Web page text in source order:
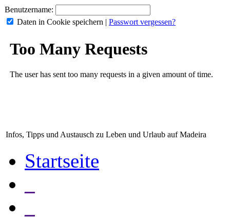
Benutzername:
Daten in Cookie speichern | Passwort vergessen?
Infos, Tipps und Austausch zu Leben und Urlaub auf Madeira
Startseite